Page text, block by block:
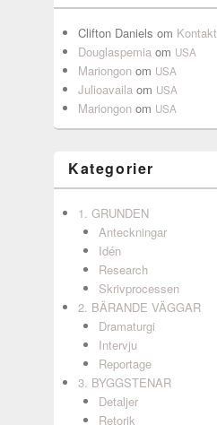
Clifton Daniels om Kontakt
Douglaspemia om USA
Mariongon om USA
Julioavaila om USA
Mariongon om USA
Kategorier
1. GRUNDEN
Anteckningar
Idén
Research
Skrivprocessen
2. BÄRANDE VÄGGAR
Dramaturgi
Intervju
Reportage
3. BYGGSTENAR
Detaljer
Retorik